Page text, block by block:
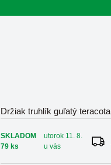
Držiak truhlík guľatý teracota
SKLADOM
79 ks
utorok 11. 8.
u vás